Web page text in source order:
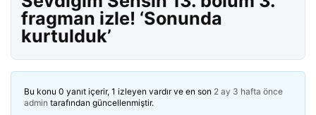
fragman izle! ‘Sonunda
kurtulduk’
Bu konu 0 yanıt içerir, 1 izleyen vardır ve en son 2 ay 3 hafta önce
admin tarafından güncellenmiştir.